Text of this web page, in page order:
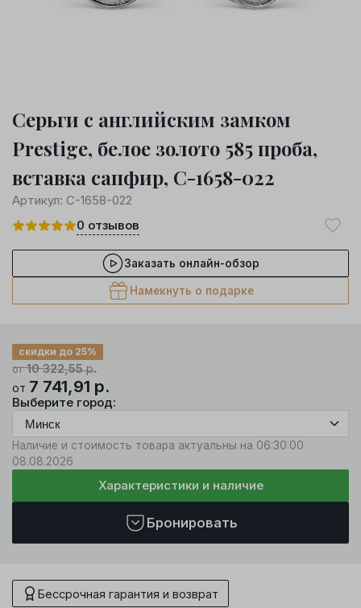
Серьги с английским замком
Prestige, белое золото 585 проба,
вставка сапфир, С-1658-022
Артикул: С-1658-022
0 отзывов
Заказать онлайн-обзор
Намекнуть о подарке
от10 322,55р.
скидки до 25%
от 7 741,91 р.
Выберите город:
Наличие и стоимость товара актуальны на 06:30:00
08.08.2026
Характеристики и наличие
Бронировать
Бессрочная гарантия и возврат